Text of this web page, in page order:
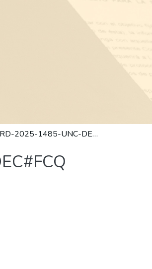
RD-2025-1485-UNC-DEC#FCQ